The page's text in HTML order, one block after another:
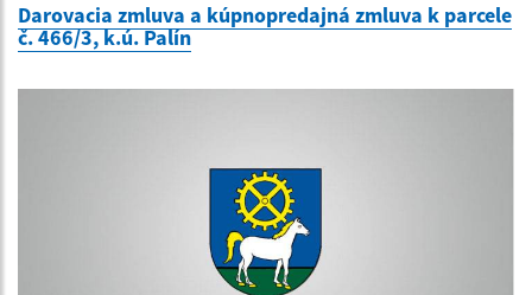
Darovacia zmluva a kúpnopredajná zmluva k parcele
č. 466/3, k.ú. Palín